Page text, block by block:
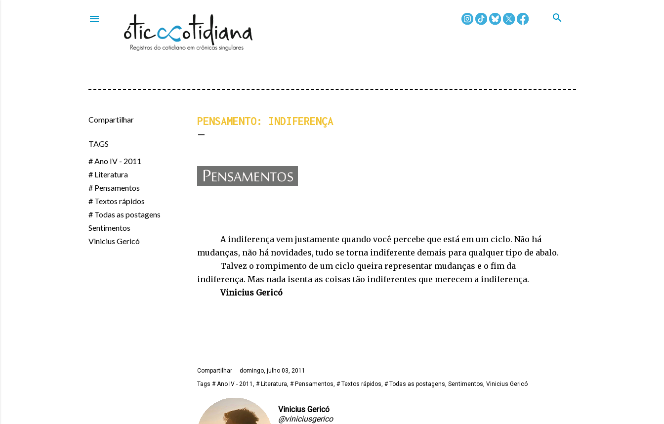
Compartilhar
TAGS
# Ano IV - 2011
# Literatura
# Pensamentos
# Textos rápidos
# Todas as postagens
Sentimentos
Vinicius Gericó
PENSAMENTO: INDIFERENÇA
A indiferença vem justamente quando você percebe que está em um ciclo. Não há
mudanças, não há novidades, tudo se torna indiferente demais para qualquer tipo de abalo.
Talvez o rompimento de um ciclo queira representar mudanças e o fim da
indiferença. Mas nada isenta as coisas tão indiferentes que merecem a indiferença.
Vinicius Gericó
Compartilhar
domingo, julho 03, 2011
Tags # Ano IV - 2011 # Literatura # Pensamentos # Textos rápidos # Todas as postagens Sentimentos Vinicius Gericó
Vinicius Gericó
@viniciusgerico